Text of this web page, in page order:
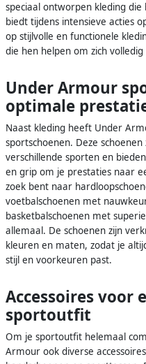
speciaal ontworpen kleding
biedt tijdens intensieve acties
op stijlvolle en functionele
die hen helpen om zich
Under Armour
optimale
Naast kleding heeft Under
sportschoenen. Deze
verschillende sporten en
en grip om je prestaties naar
zoek bent naar
voetbalschoenen met
basketbalschoenen met
allemaal. De schoenen zijn
kleuren en maten, zodat je
stijl en voorkeuren past.
Accessoires voor
sportoutfit
Om je sportoutfit helemaal
Armour ook diverse